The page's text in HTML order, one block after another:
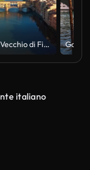
Ponte Vecchio di Firenze e skyline della città in Italia
italiano